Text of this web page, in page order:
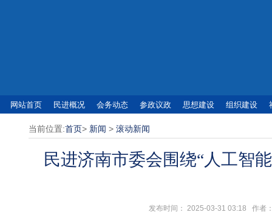
网站首页 民进概况 会务动态 参政议政 思想建设 组织建设
当前位置:首页> 新闻>滚动新闻
民进济南市委会围绕“人工智
发布时间： 2025-03-31 03:18 作者